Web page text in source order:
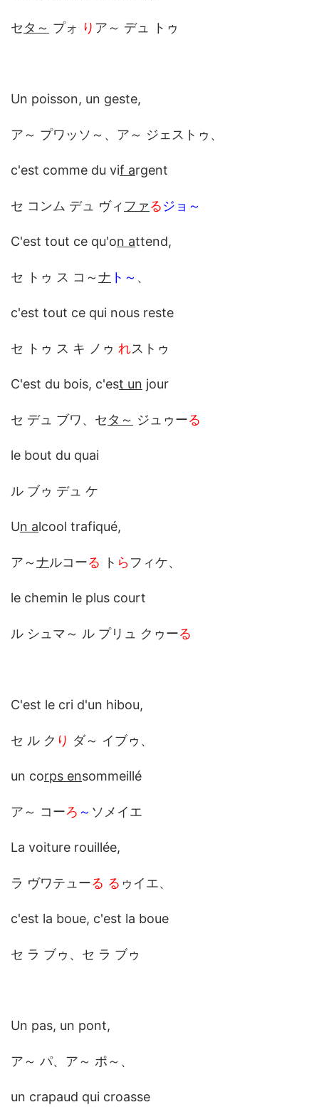
セタ～ プォ り ア～ デュ トゥ
Un poisson, un geste,
ア～ プワッソ～、ア～ ジェストゥ、
c'est comme du vif argent
セ コンム デュ ヴィ ファるジョ～
C'est tout ce qu'on attend,
セ トゥ ス コ～ナ ト～ 、
c'est tout ce qui nous reste
セ トゥ ス キ ノゥ れストゥ
C'est du bois, c'est un jour
セ デュ ブワ、セタ～ ジュゥーる
le bout du quai
ル ブゥ デュ ケ
Un alcool trafiqué,
ア～ナルコーる ト らフィケ、
le chemin le plus court
ル シュマ～ ル プリュ クゥーる
C'est le cri d'un hibou,
セ ル ク り ダ～ イブゥ、
un corps ensommeillé
ア～ コーろ ～ ソメイエ
La voiture rouillée,
ラ ヴワテューる る ゥイエ、
c'est la boue, c'est la boue
セ ラ ブゥ、セ ラ ブゥ
Un pas, un pont,
ア～ パ、ア～ ポ～、
un crapaud qui croasse